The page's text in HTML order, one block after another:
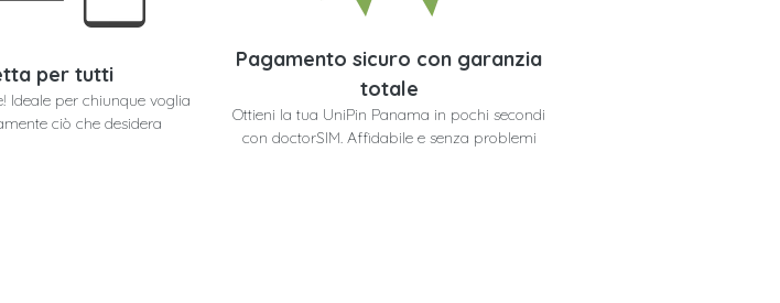
per tutti
Ideale per chiunque voglia
ciò che desidera
Pagamento sicuro con garanzia
totale
Ottieni la tua UniPin Panama in pochi secondi
con doctorSIM. Affidabile e senza problemi